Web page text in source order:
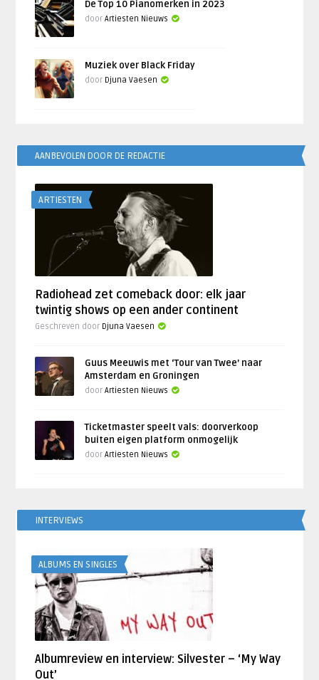
De Top 10 Pianomerken in 2023
doorArtiesten Nieuws
Muziek over Black Friday
door Djuna Vaesen
AANBEVOLEN DOOR DE REDACTIE
ARTIESTEN
Radiohead zet comeback door: elk jaar
twintig shows op een ander continent
Geschreven door Djuna Vaesen
Guus Meeuwis met ‘Tour van Twee’ naar
Amsterdam en Groningen
doorArtiesten Nieuws
Ticketmaster speelt vals: doorverkoop
buiten eigen platform onmogelijk
doorArtiesten Nieuws
INTERVIEWS
ALBUMS EN SINGLES
Albumreview en interview: Silvester – ‘My Way
Out’